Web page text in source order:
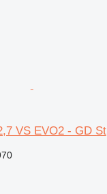
VS EVO2 - GD St